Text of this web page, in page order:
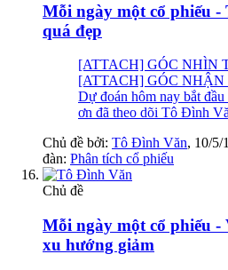
Mỗi ngày một cổ phiếu
quá đẹp
[ATTACH] GÓC NHÌN
[ATTACH] GÓC
Dự đoán hôm nay bắt
ơn đã theo dõi Tô Đình
Chủ đề bởi: Tô Đình Văn, 10/5/
đàn: Phân tích cổ phiếu
Chủ đề
Mỗi ngày một cổ phiếu
xu hướng giảm